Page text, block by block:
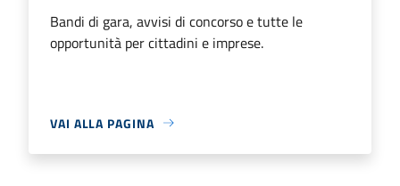
Bandi di gara, avvisi di concorso e tutte le
opportunità per cittadini e imprese.
VAI ALLA PAGINA